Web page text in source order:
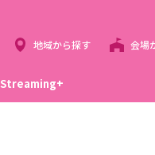
索
地域から探す 会場
Streaming+